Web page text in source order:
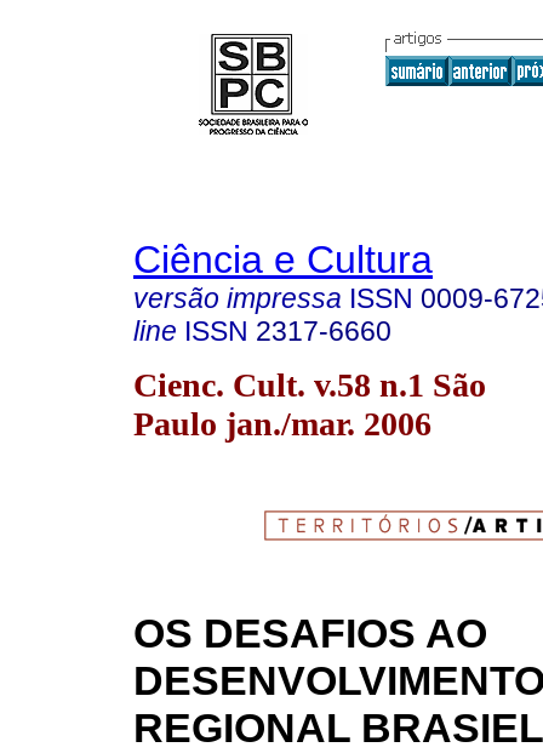
Ciência e Cultura
versão impressa ISSN 0009-
line ISSN 2317-6660
Cienc. Cult. v.58 n.1 São
Paulo jan./mar. 2006
OS DESAFIOS AO
REGIONAL